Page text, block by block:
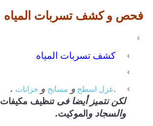
فحص و كشف تسربات المياه
كشف تسربات المياه
.عزل اسطح و مسابح و خزانات .
لكن نتميز أيضا فىتنظيف مكيفات
والسجاد والموكيت.